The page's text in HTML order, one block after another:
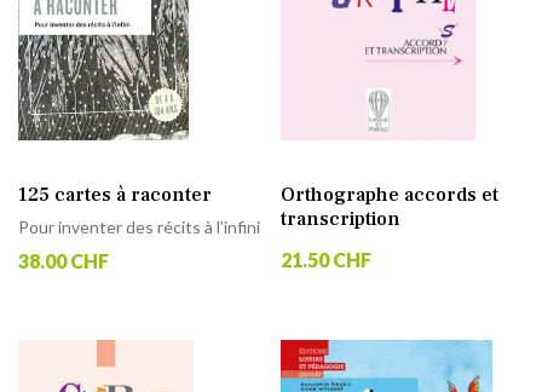
125 cartes à raconter
Pour inventer des récits à l’infini
38.00 CHF
Orthographe accords et
transcription
21.50 CHF